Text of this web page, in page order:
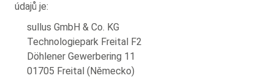
údajů je:
sullus GmbH & Co. KG
Technologiepark Freital F2
Döhlener Gewerbering 11
01705 Freital (Německo)